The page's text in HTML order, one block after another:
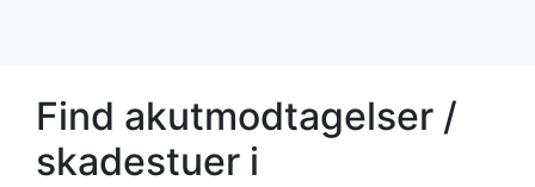
Find akutmodtagelser /
skadestuer i